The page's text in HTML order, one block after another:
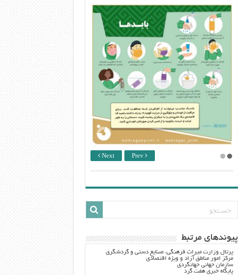
Next Prev
پيوندهاي مرتبط
پرتال وزارت ميراث فرهنگي، صنایع دستی و گردشگري
مرکز امور مناطق آزاد و ویژه اقتصادی
سازمان جهانی جهانگردی
پایگاه خبری هفت گرد